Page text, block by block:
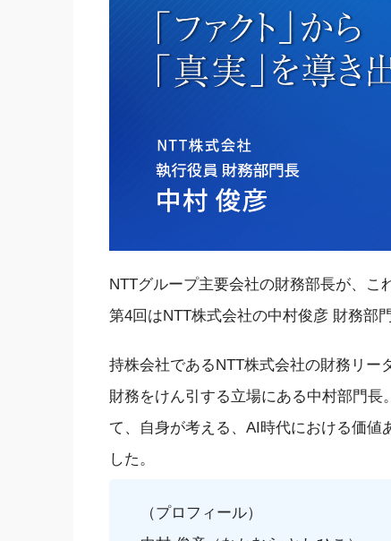
NTTグループ主要会社の財務部長が、こ
第4回はNTT株式会社の中村俊彦 財務部門
持株会社であるNTT株式会社の財務リ
財務をけん引する立場にある中村部門
て、自身が考える、AI時代における価値
した。
（プロフィール）